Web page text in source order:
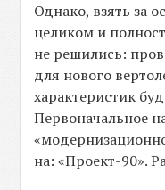
Однако, взять за
целиком и
не решились:
для нового
характеристик
Первоначальное
на: «Проект-90».